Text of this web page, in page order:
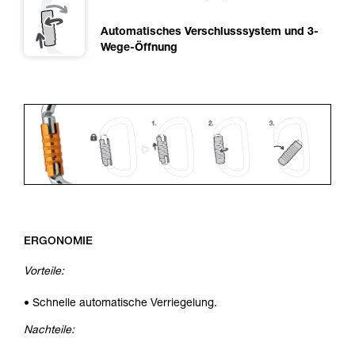
Automatisches Verschlusssystem und 3-
Wege-Öffnung
ERGONOMIE
Vorteile:
• Schnelle automatische Verriegelung.
Nachteile: